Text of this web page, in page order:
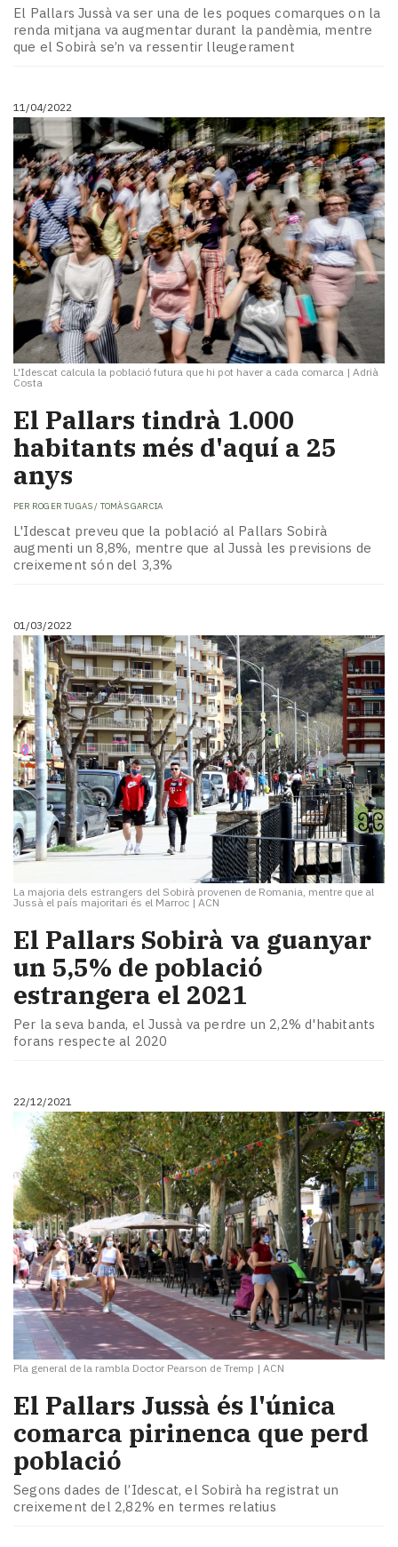
El Pallars Jussà va ser una de les poques comarques on la
renda mitjana va augmentar durant la pandèmia, mentre
que el Sobirà se’n va ressentir lleugerament
11/04/2022
L'Idescat calcula la població futura que hi pot haver a cada comarca | Adrià
Costa
El Pallars tindrà 1.000
habitants més d'aquí a 25
anys
PER ROGER TUGAS / TOMÀS GARCIA
L'Idescat preveu que la població al Pallars Sobirà
augmenti un 8,8%, mentre que al Jussà les previsions de
creixement són del 3,3%
01/03/2022
La majoria dels estrangers del Sobirà provenen de Romania, mentre que al
Jussà el país majoritari és el Marroc | ACN
El Pallars Sobirà va guanyar
un 5,5% de població
estrangera el 2021
Per la seva banda, el Jussà va perdre un 2,2% d'habitants
forans respecte al 2020
22/12/2021
Pla general de la rambla Doctor Pearson de Tremp | ACN
El Pallars Jussà és l'única
comarca pirinenca que perd
població
Segons dades de l’Idescat, el Sobirà ha registrat un
creixement del 2,82% en termes relatius